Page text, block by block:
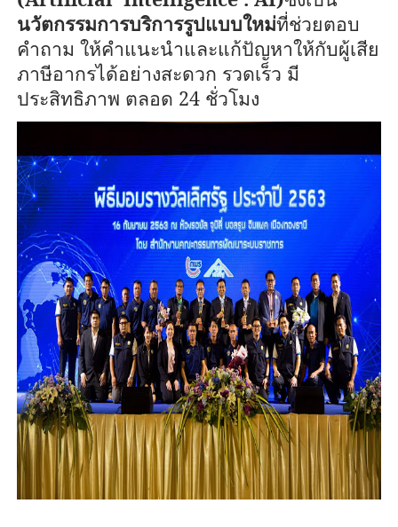
นวัตกรรมการบริการรูปแบบใหม่ที่ช่วยตอบ
คำถาม ให้คำแนะนำและแก้ปัญหาให้กับผู้เสีย
ภาษีอากรได้อย่างสะดวก รวดเร็ว มี
ประสิทธิภาพ ตลอด 24ชั่วโมง